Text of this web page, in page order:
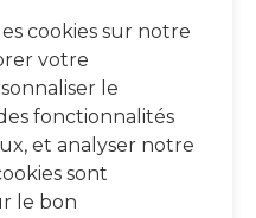
cookies sur notre
votre
le
fonctionnalités
et analyser notre
sont
le bon